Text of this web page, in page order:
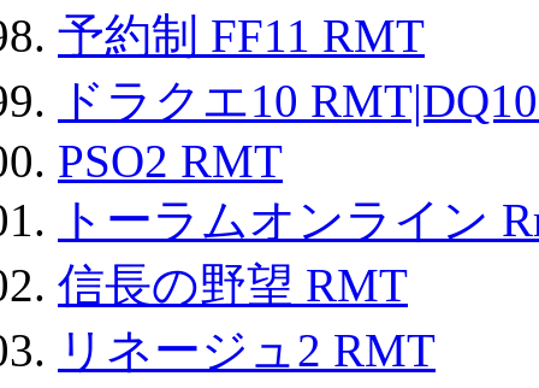
予約制 FF11 RMT
ドラクエ10
PSO2 RMT
トーラムオンライン
信長の野望 RMT
リネージュ2 RMT